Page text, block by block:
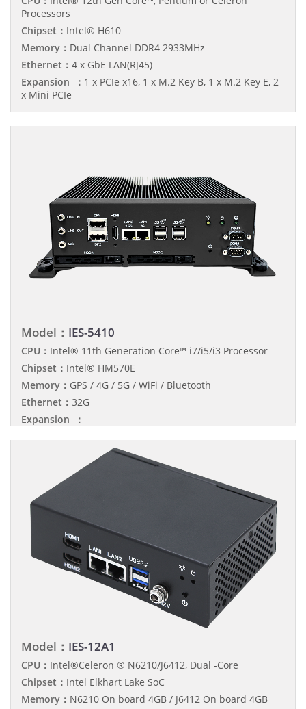
Processors
Chipset： Intel® H610
Memory： Dual Channel DDR4 2933MHz
Ethernet： 4 x GbE LAN(RJ45)
Expansion ： 1 x PCIe x16, 1 x M.2 Key B, 1 x M.2 Key E, 2
x Mini PCIe
Model： IES-5410
CPU： Intel® 11th Generation Core™ i7/i5/i3 Processor
Chipset： Intel® HM570E
Memory： GPS / 4G / 5G / WiFi / Bluetooth
Ethernet： 32G
Expansion ：
Model： IES-12A1
CPU： Intel®Celeron ® N6210/J6412, Dual -Core
Chipset： Intel Elkhart Lake SoC
Memory： N6210 On board 4GB / J6412 On board 4GB